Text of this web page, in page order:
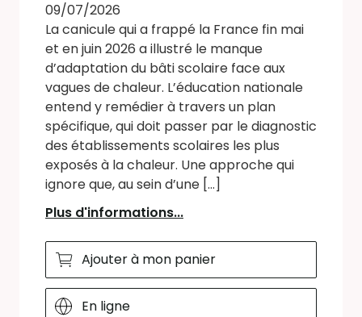
09/07/2026
La canicule qui a frappé la France fin mai
et en juin 2026 a illustré le manque
d’adaptation du bâti scolaire face aux
vagues de chaleur. L’éducation nationale
entend y remédier à travers un plan
spécifique, qui doit passer par le diagnostic
des établissements scolaires les plus
exposés à la chaleur. Une approche qui
ignore que, au sein d’une [...]
Plus d'informations...
Ajouter à mon panier
En ligne